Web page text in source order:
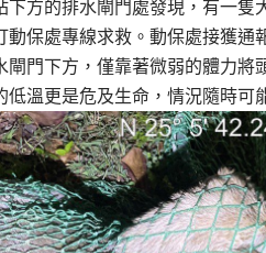
方的排水閘門處發現，有一隻
保處專線求救。動保處接獲通
門下方，僅靠著微弱的體力將
溫更是危及生命，情況隨時可